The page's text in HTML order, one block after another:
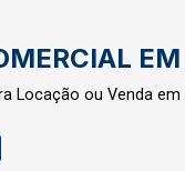
Locação ou Venda em